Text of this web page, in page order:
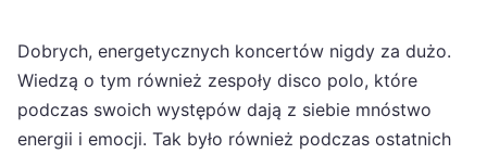
Dobrych, energetycznych koncertów nigdy za dużo.
Wiedzą o tym również zespoły disco polo, które
podczas swoich występów dają z siebie mnóstwo
energii i emocji. Tak było również podczas ostatnich